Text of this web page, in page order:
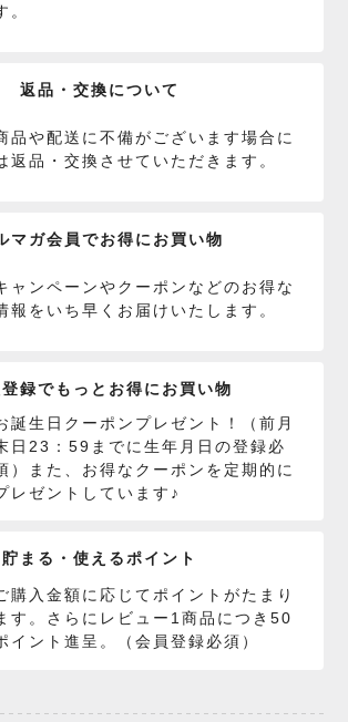
。
返品・交換について
品や配送に不備がございます場合に
返品・交換させていただきます。
マガ会員でお得にお買い物
ャンペーンやクーポンなどのお得な
報をいち早くお届けいたします。
録でもっとお得にお買い物
誕生日クーポンプレゼント！（前月
日23：59までに生年月日の登録必
）また、お得なクーポンを定期的に
レゼントしています♪
貯まる・使えるポイント
購入金額に応じてポイントがたまり
す。さらにレビュー1商品につき50
イント進呈。（会員登録必須）